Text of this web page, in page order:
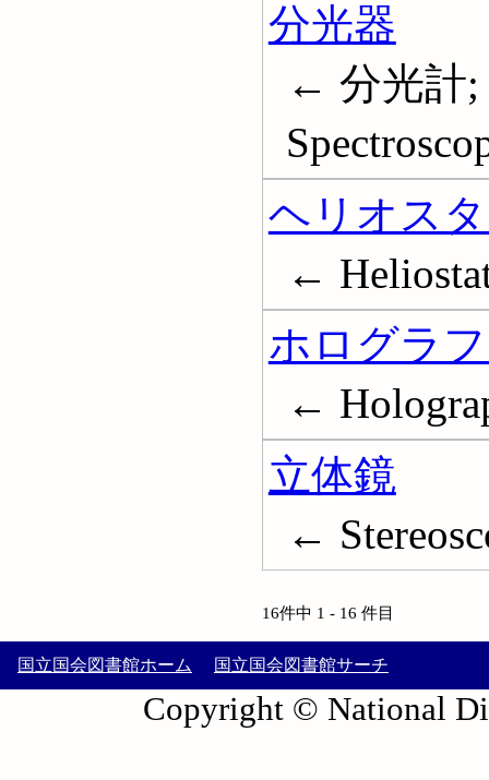
分光器
← 分光計;
ヘリオス
←
ホログラ
←
立体鏡
←
16件中 1 - 16 件目
国立国会図書館ホーム 国立国会図書館サーチ
Copyright © National